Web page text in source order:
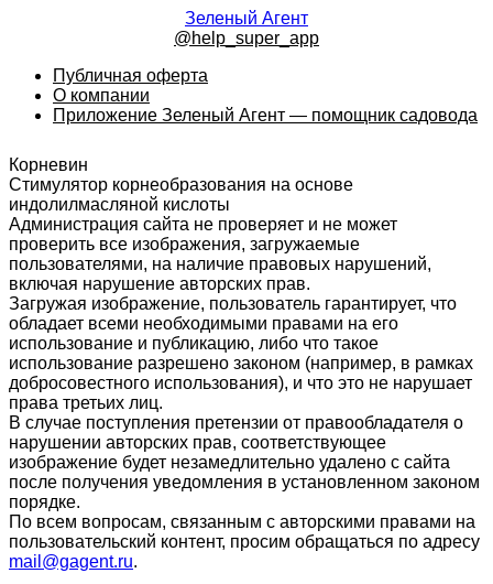
Зеленый Агент
@help_super_app
Публичная оферта
О компании
Приложение Зеленый Агент — помощник садовода
Корневин
Стимулятор корнеобразования на основе
индолилмасляной кислоты
Администрация сайта не проверяет и не может
проверить все изображения, загружаемые
пользователями, на наличие правовых нарушений,
включая нарушение авторских прав.
Загружая изображение, пользователь гарантирует, что
обладает всеми необходимыми правами на его
использование и публикацию, либо что такое
использование разрешено законом (например, в рамках
добросовестного использования), и что это не нарушает
права третьих лиц.
В случае поступления претензии от правообладателя о
нарушении авторских прав, соответствующее
изображение будет незамедлительно удалено с сайта
после получения уведомления в установленном законом
порядке.
По всем вопросам, связанным с авторскими правами на
пользовательский контент, просим обращаться по адресу
mail@gagent.ru.